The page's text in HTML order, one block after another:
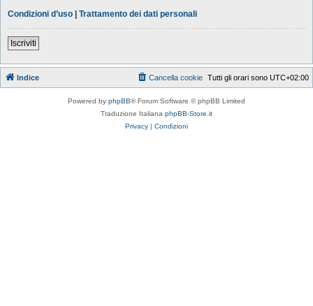
Condizioni d’uso | Trattamento dei dati personali
Iscriviti
Indice Tutti gli orari sono UTC+02:00
Cancella cookie
Powered by phpBB® Forum Software © phpBB Limited
Traduzione Italiana phpBB-Store.it
Privacy | Condizioni